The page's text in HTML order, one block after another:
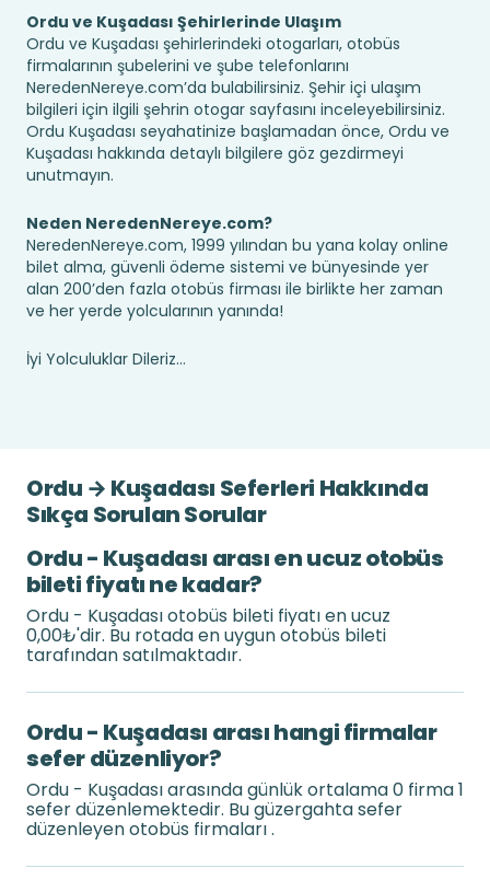
Ordu ve Kuşadası Şehirlerinde Ulaşım
Ordu ve Kuşadası şehirlerindeki otogarları, otobüs
firmalarının şubelerini ve şube telefonlarını
NeredenNereye.com’da bulabilirsiniz. Şehir içi ulaşım
bilgileri için ilgili şehrin otogar sayfasını inceleyebilirsiniz.
Ordu Kuşadası seyahatinize başlamadan önce, Ordu ve
Kuşadası hakkında detaylı bilgilere göz gezdirmeyi
unutmayın.
Neden NeredenNereye.com?
NeredenNereye.com, 1999 yılından bu yana kolay online
bilet alma, güvenli ödeme sistemi ve bünyesinde yer
alan 200’den fazla otobüs firması ile birlikte her zaman
ve her yerde yolcularının yanında!
İyi Yolculuklar Dileriz...
Ordu → Kuşadası Seferleri Hakkında
Sıkça Sorulan Sorular
Ordu - Kuşadası arası en ucuz otobüs
bileti fiyatı ne kadar?
Ordu - Kuşadası otobüs bileti fiyatı en ucuz
0,00₺'dir. Bu rotada en uygun otobüs bileti
tarafından satılmaktadır.
Ordu - Kuşadası arası hangi firmalar
sefer düzenliyor?
Ordu - Kuşadası arasında günlük ortalama 0 firma 1
sefer düzenlemektedir. Bu güzergahta sefer
düzenleyen otobüs firmaları .